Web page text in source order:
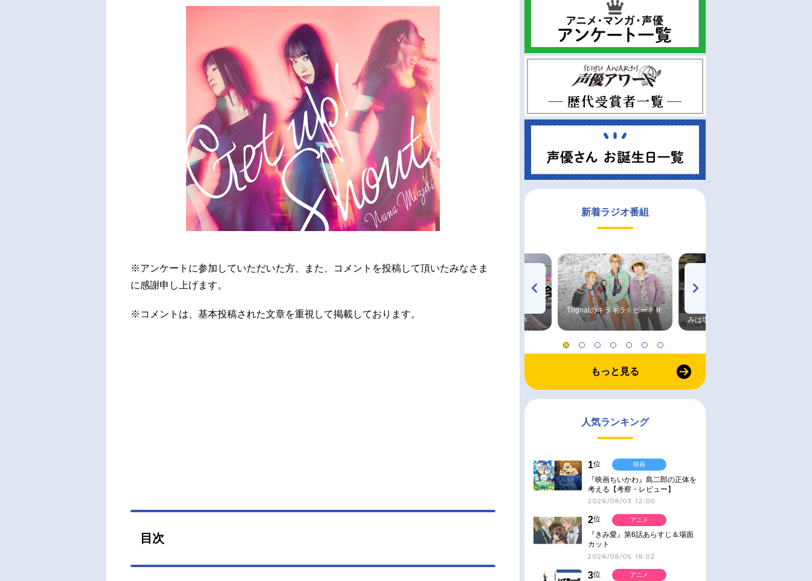
※アンケートに参加していただいた方、また、コメントを投稿して頂いたみなさま
に感謝申し上げます。
※コメントは、基本投稿された文章を重視して掲載しております。
目次
新着ラジオ番組
高橋美紀のおんぷの気持ち
♪ in アニメイトタイムズ
radio 大直会 2nd season
Trignalのキラキラ☆ビートＲ
みは塩だけ
もっと見る
人気ランキング
1位
『映画ちいかわ』島二郎の正体を
考える【考察・レビュー】
2026/08/03 12:00
映画
2位
『きみ愛』第6話あらすじ＆場面
カット
2026/08/05 18:02
アニメ
3位
アニメ